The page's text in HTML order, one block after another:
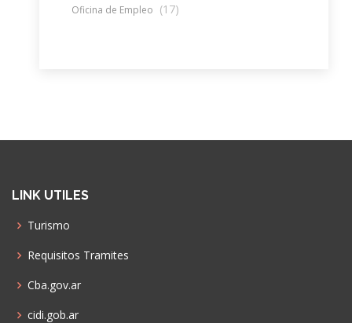
Oficina de Empleo (17)
LINK UTILES
Turismo
Requisitos Tramites
Cba.gov.ar
cidi.gob.ar